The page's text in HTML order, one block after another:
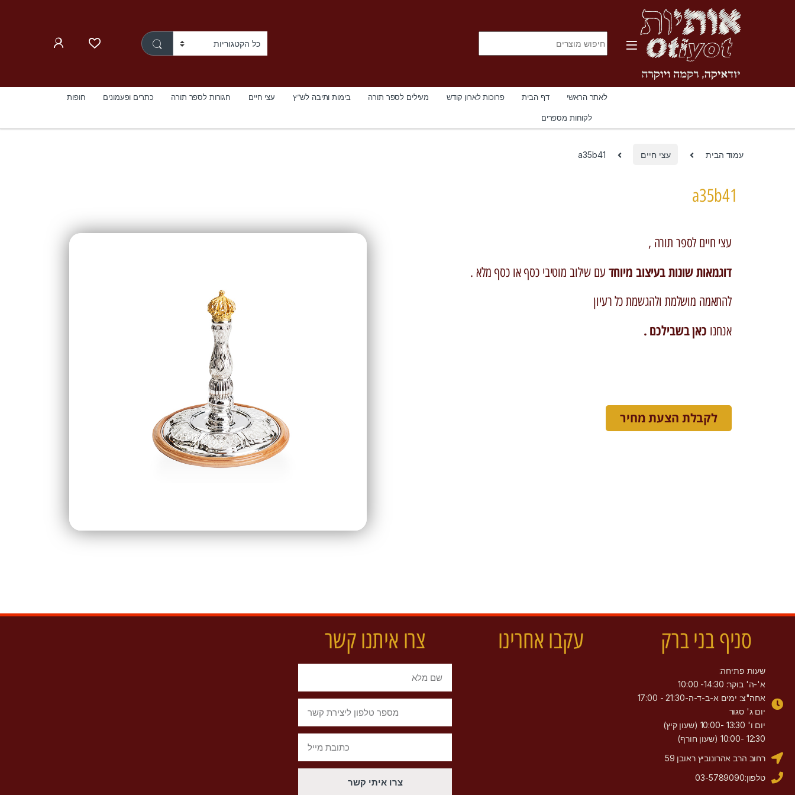
לאתר הראשי דף הבית פרוכות לארון קודש מעילים לספר תורה בימות ותיבה לש”ץ עצי חיים חגורות לספר תורה כתרים ופעמונים חופות
לקוחות מספרים
עמוד הבית עצי חיים a35b41
a35b41
עצי חיים לספר תורה ,
דוגמאות שונות בעיצוב מיוחד עם שילוב מוטיבי כסף או כסף מלא .
להתאמה מושלמת ולהגשמת כל רעיון
אנחנו כאן בשבילכם .
לקבלת הצעת מחיר
סניף בני ברק
שעות פתיחה:
א'-ה' בוקר: 14:30- 10:00
אחה"צ: ימים א-ב-ד-ה-21:30 - 17:00
יום ג' סגור
יום ו' 13:30 -10:00 (שעון קיץ)
12:30 -10:00 (שעון חורף)
רחוב הרב אהרונוביץ ראובן 59
טלפון:03-5789090
עקבו אחרינו צרו איתנו קשר
צרו איתי קשר